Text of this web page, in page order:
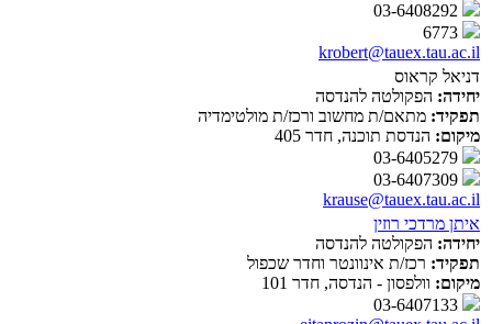
krobert@tauex.tau.ac.il
דניאל קראוס
יחידה: הפקולטה להנדסה
תפקיד: מתאם/ת מחשוב ורכז/ת מולטימדיה
מיקום: הנדסת תוכנה, חדר 405
krause@tauex.tau.ac.il
איתן מרדכי רוזין
יחידה: הפקולטה להנדסה
תפקיד: רכז/ת אינוונטר וחדר שכפול
מיקום: וולפסון - הנדסה, חדר 101